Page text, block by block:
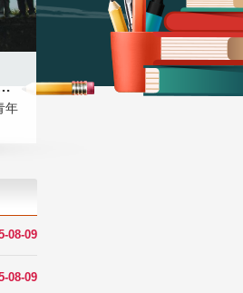
夜限定避暑提案 漫
年
08-09
08-09